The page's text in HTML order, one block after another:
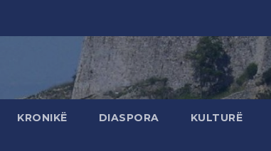
KRONIKË DIASPORA KULTURË